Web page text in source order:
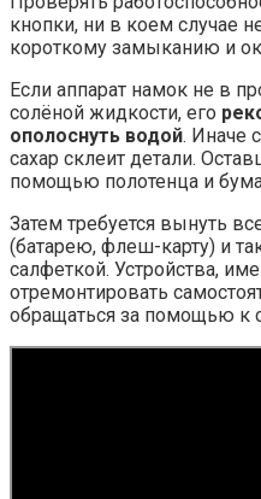
кнопки, ни в коем случае
короткому замыканию и
Если аппарат намок не в
солёной жидкости, его
ополоснуть водой. Иначе
сахар склеит детали.
помощью полотенца и
Затем требуется вынуть
(батарею, флеш-карту) и
салфеткой. Устройства,
отремонтировать
обращаться за помощью к